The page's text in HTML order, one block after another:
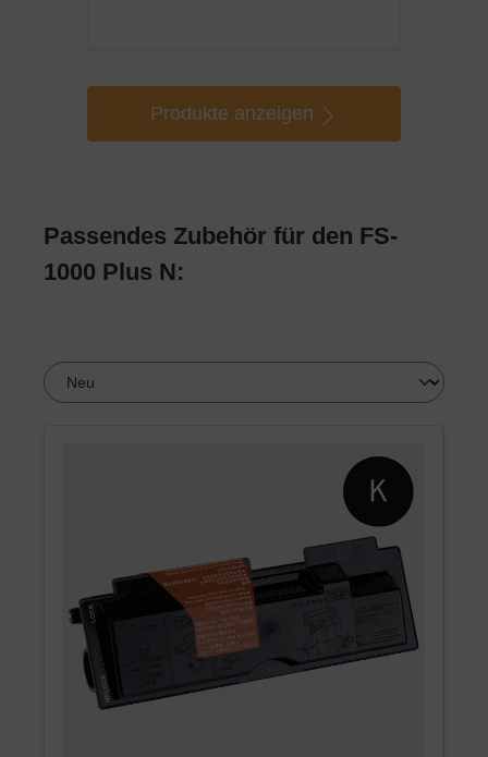
Produkte anzeigen
Passendes Zubehör für den FS-
1000 Plus N: